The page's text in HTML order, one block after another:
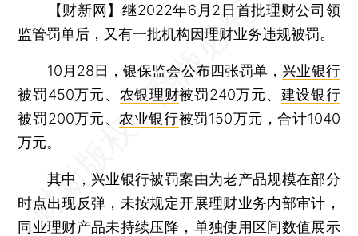
【财新网】继2022年6月2日首批理财公司领
监管罚单后，又有一批机构因理财业务违规被罚。
10月28日，银保监会公布四张罚单， 兴业银行
被罚450万元、 农银理财被罚240万元、 建设银行
被罚200万元、农业银行被罚150万元，合计1040
万元。
其中，兴业银行被罚案由为老产品规模在部分
时点出现反弹，未按规定开展理财业务内部审计，
同业理财产品未持续压降，单独使用区间数值展示